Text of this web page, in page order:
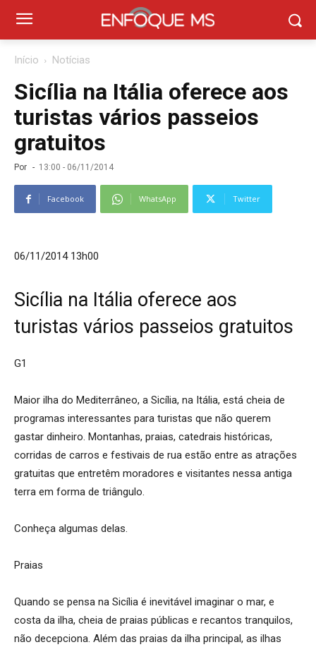
Início Notícias
Sicília na Itália oferece aos
turistas vários passeios
gratuitos
Por - 13:00 - 06/11/2014
Facebook WhatsApp Twitter
06/11/2014 13h00
Sicília na Itália oferece aos
turistas vários passeios gratuitos
G1
Maior ilha do Mediterrâneo, a Sicília, na Itália, está cheia de
programas interessantes para turistas que não querem
gastar dinheiro. Montanhas, praias, catedrais históricas,
corridas de carros e festivais de rua estão entre as atrações
gratuitas que entretêm moradores e visitantes nessa antiga
terra em forma de triângulo.
Conheça algumas delas.
Praias
Quando se pensa na Sicília é inevitável imaginar o mar, e
costa da ilha, cheia de praias públicas e recantos tranquilos,
não decepciona. Além das praias da ilha principal, as ilhas